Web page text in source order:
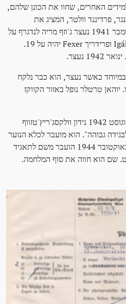
האחרים, שחוו את הכונן שלהם,
פרדיננד וולטר, המציג את
התלמידים בגיסטפו. ב-20 בספטמבר 1941 נעצר ג'וזף מריה לנדגרף על
ידי הגסטאפו. לודוויג Igáli מ Igálfti ופרידריך Fexer יהיה על 19.
כאשר נעצר, הוא כבר נלקח
טרטלר נופל באזור הקווקז
Fexer של שלום הופך ל-28. באוגוסט 1942 נידון וולקסג'ריץ'טזווף
גבוהה". הוא מועבר לכלא הנוער
של הקיסר-אמברסדורף. ב-17 באוקטובר 1944 הועבר משם לתאגיד
שם הוא חווה את סוף המלחמה.